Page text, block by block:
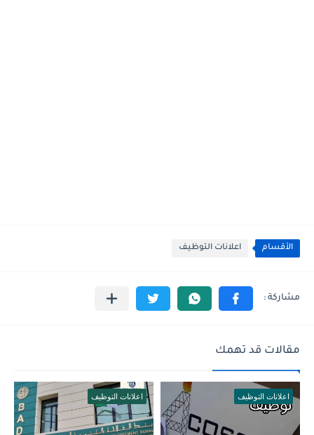
الأقسام اعلانات التوظيف
مقالات قد تهمك
اعلانات التوظيف اعلانات التوظيف